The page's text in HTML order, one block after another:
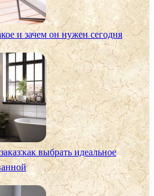
и зачем он нужен сегодня
выбрать идеальное